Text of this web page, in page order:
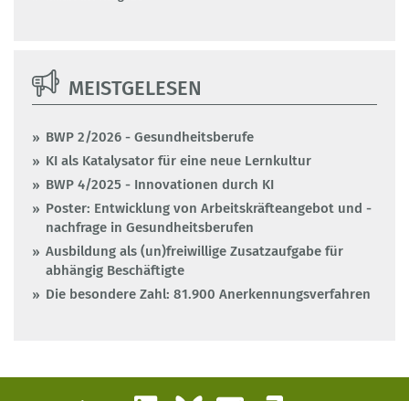
MEISTGELESEN
BWP 2/2026 - Gesundheitsberufe
KI als Katalysator für eine neue Lernkultur
BWP 4/2025 - Innovationen durch KI
Poster: Entwicklung von Arbeitskräfteangebot und -
nachfrage in Gesundheitsberufen
Ausbildung als (un)freiwillige Zusatzaufgabe für
abhängig Beschäftigte
Die besondere Zahl: 81.900 Anerkennungsverfahren